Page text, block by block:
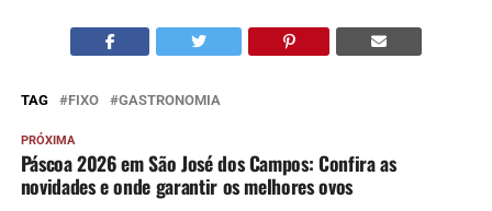
TAG FIXO GASTRONOMIA
PRÓXIMA
Páscoa 2026 em São José dos Campos: Confira as
novidades e onde garantir os melhores ovos